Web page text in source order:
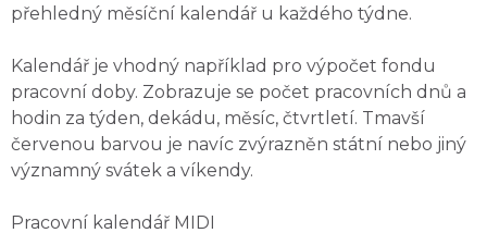
přehledný měsíční kalendář u každého týdne.
Kalendář je vhodný například pro výpočet fondu
pracovní doby. Zobrazuje se počet pracovních dnů a
hodin za týden, dekádu, měsíc, čtvrtletí. Tmavší
červenou barvou je navíc zvýrazněn státní nebo jiný
významný svátek a víkendy.
Pracovní kalendář MIDI